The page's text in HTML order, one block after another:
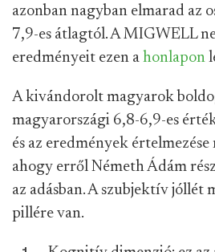
azonban nagyban elmarad az
7,9-es átlagtól. A MIGWELL
eredményeit ezen a honlapon
A kivándorolt magyarok
magyarországi 6,8-6,9-es
és az eredmények értelmezése
ahogy erről Németh Ádám
az adásban. A szubjektív jóllét
pillére van.